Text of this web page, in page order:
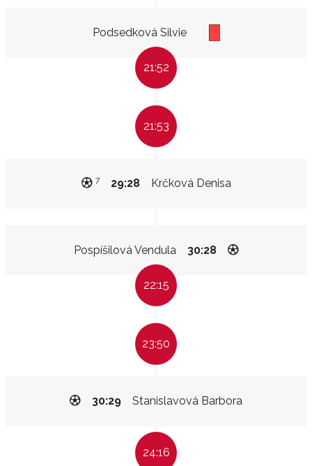
Podsedková Silvie
21:52
21:53
Krčková Denisa
29:28
7
Pospíšilová Vendula 30:28
22:15
23:50
Stanislavová Barbora
30:29
24:16